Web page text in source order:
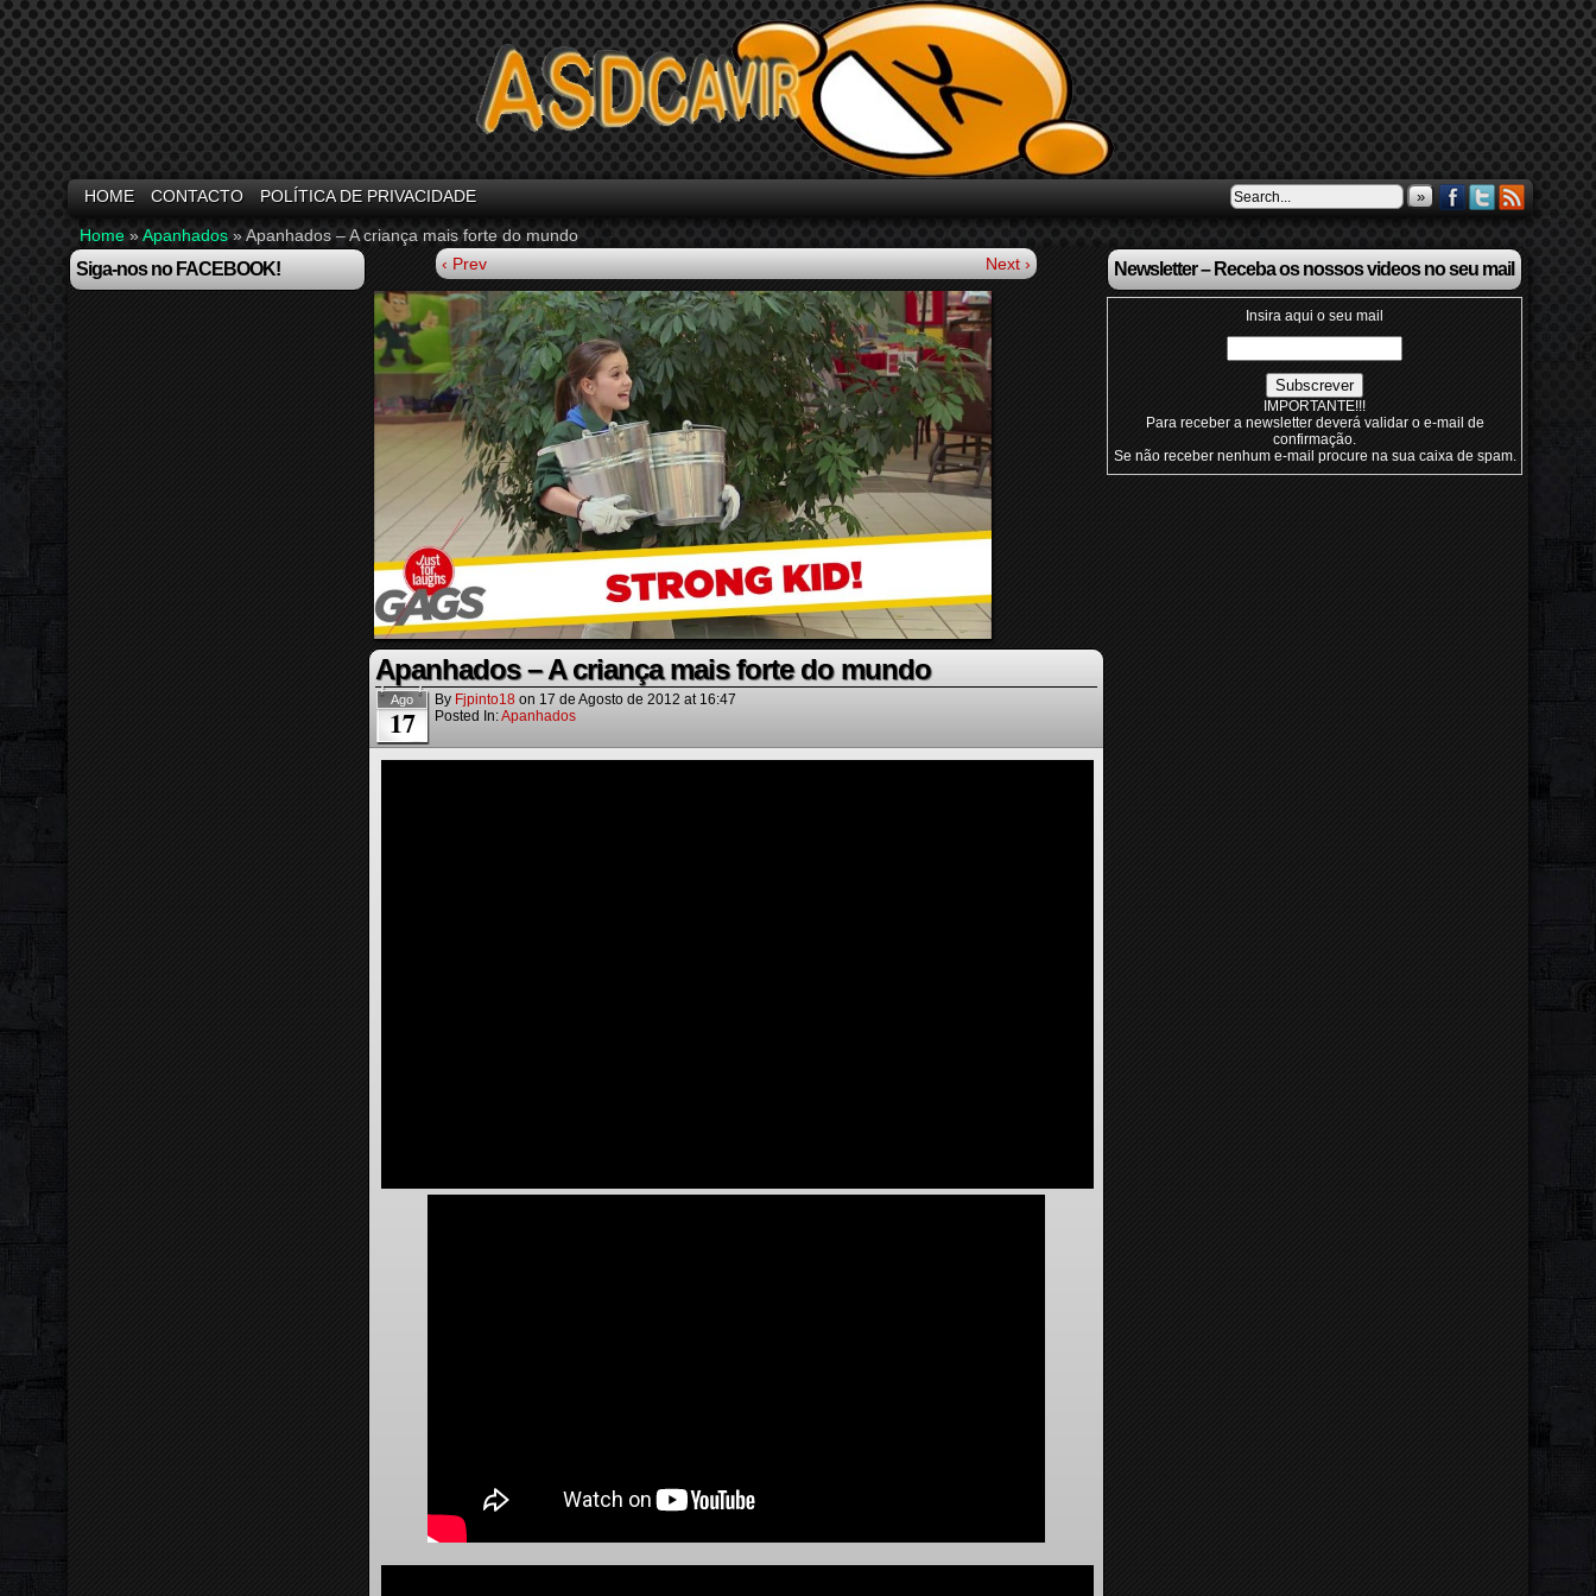
HOME CONTACTO POLÍTICA DE PRIVACIDADE »
Home »Apanhados »Apanhados – A criança mais forte do mundo
Siga-nos no FACEBOOK! ‹ Prev Next ›
Apanhados – A criança mais forte do mundo
Ago
17
By Fjpinto18 on 17 de Agosto de 2012 at 16:47
Posted In:Apanhados
Newsletter – Receba os nossos videos no seu mail
Insira aqui o seu mail
IMPORTANTE!!!
Para receber a newsletter deverá validar o e-mail de
confirmação.
Se não receber nenhum e-mail procure na sua caixa de spam.